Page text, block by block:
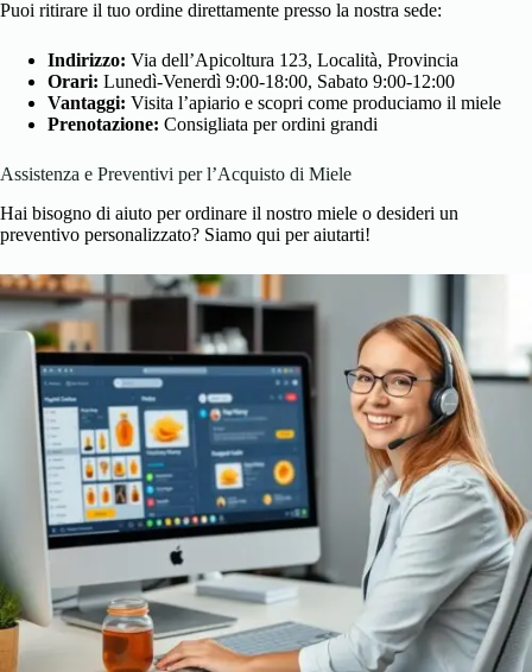
Puoi ritirare il tuo ordine direttamente presso la nostra sede:
Indirizzo: Via dell’Apicoltura 123, Località, Provincia
Orari: Lunedì-Venerdì 9:00-18:00, Sabato 9:00-12:00
Vantaggi: Visita l’apiario e scopri come produciamo il miele
Prenotazione: Consigliata per ordini grandi
Assistenza e Preventivi per l’Acquisto di Miele
Hai bisogno di aiuto per ordinare il nostro miele o desideri un
preventivo personalizzato? Siamo qui per aiutarti!